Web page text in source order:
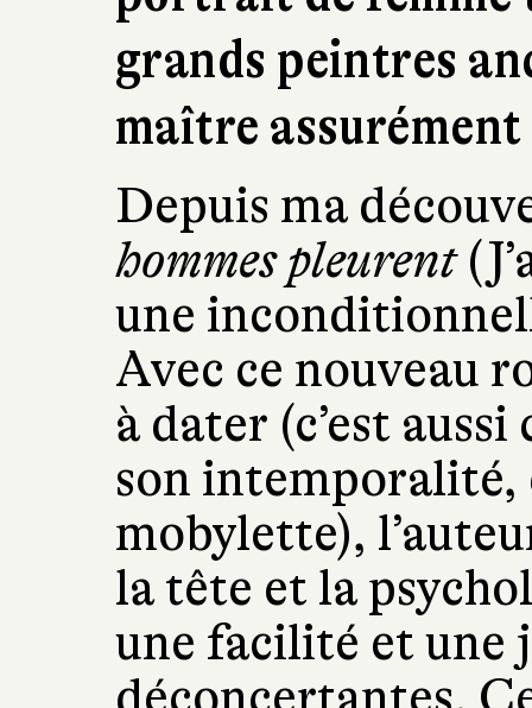
grands peintres
maître
Depuis ma
hommes pleurent
une
Avec ce nouveau
à dater (c’est
son intemporalité,
mobylette),
la tête et la
une facilité et une